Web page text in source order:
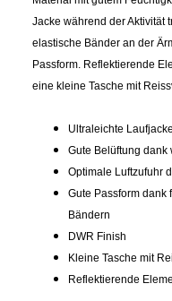
Jacke während der Aktivität
elastische Bänder an der
Passform. Reflektierende
eine kleine Tasche mit
Ultraleichte
Gute Belüftung dank
Optimale Luftzufuhr
Gute Passform dank
Bändern
DWR Finish
Kleine Tasche mit
Reflektierende